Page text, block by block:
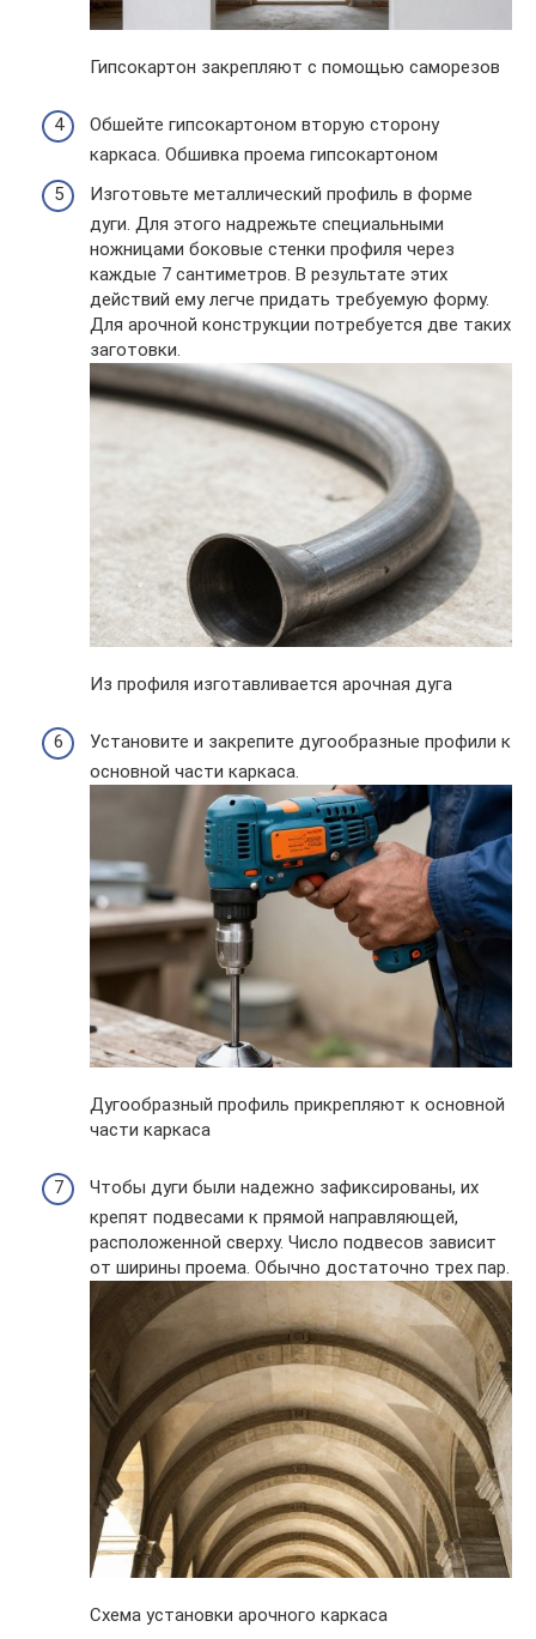
Гипсокартон закрепляют с помощью саморезов
Обшейте гипсокартоном вторую сторону
каркаса. Обшивка проема гипсокартоном
Изготовьте металлический профиль в форме
дуги. Для этого надрежьте специальными
ножницами боковые стенки профиля через
каждые 7 сантиметров. В результате этих
действий ему легче придать требуемую форму.
Для арочной конструкции потребуется две таких
заготовки.
Из профиля изготавливается арочная дуга
Установите и закрепите дугообразные профили к
основной части каркаса.
Дугообразный профиль прикрепляют к основной
части каркаса
Чтобы дуги были надежно зафиксированы, их
крепят подвесами к прямой направляющей,
расположенной сверху. Число подвесов зависит
от ширины проема. Обычно достаточно трех пар.
Схема установки арочного каркаса